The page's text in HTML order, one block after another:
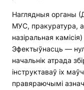
Наглядныя органы
МУС, пракуратура,
назіральная
Эфектыўнасць —
начальнік атрада
інструктаваў іх
правяраючымі